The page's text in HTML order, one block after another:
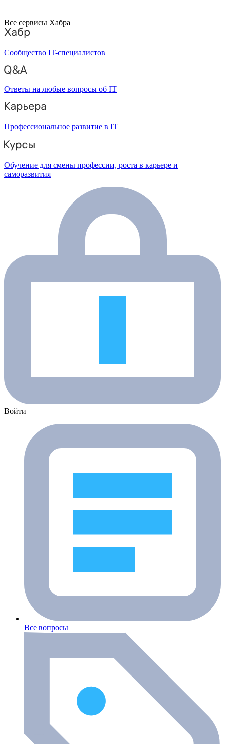
Все сервисы Хабра
Сообщество IT-специалистов
Ответы на любые вопросы об IT
Профессиональное развитие в IT
Обучение для смены профессии, роста в карьере и
саморазвития
Войти
Все вопросы